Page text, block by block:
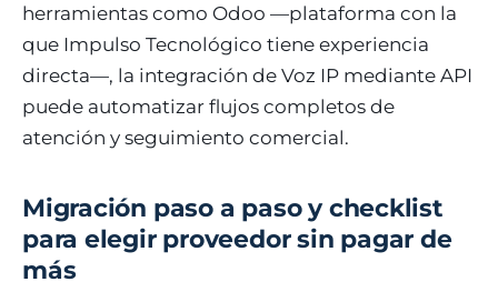
herramientas como Odoo —plataforma con la
que Impulso Tecnológico tiene experiencia
directa—, la integración de Voz IP mediante API
puede automatizar flujos completos de
atención y seguimiento comercial.
Migración paso a paso y checklist
para elegir proveedor sin pagar de
más